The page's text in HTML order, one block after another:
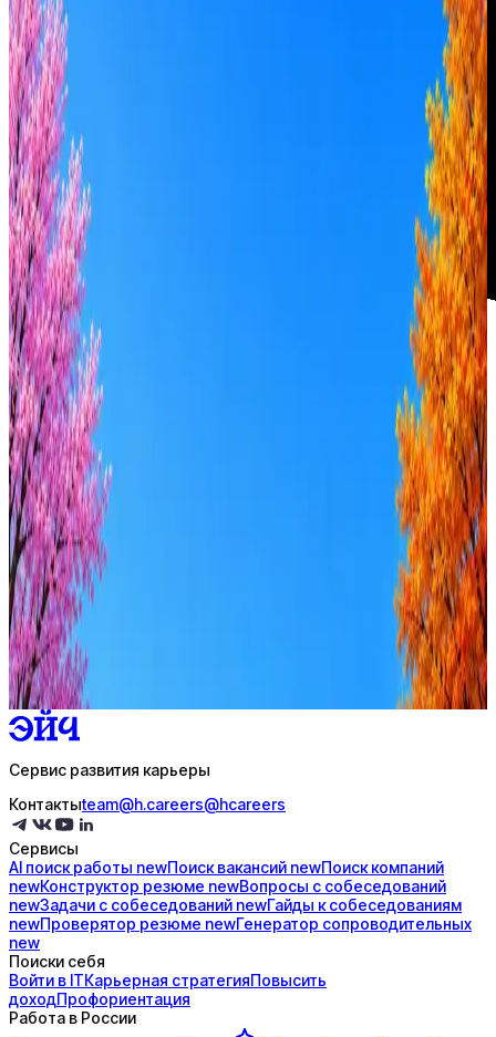
Леста Игры
31 активных вакансий
Оффер быстрее с Эйч
Стратегия поиска с AI: рынки, позиции, вилка, каналы
Ежедневный подбор из 600+ источников
AI генерация сопроводительных писем
Сервис развития карьеры
Контактыteam@h.careers@hcareers
Сервисы
AI поискработы newПоисквакансий newПоисккомпаний
newКонструктор резюме newВопросы с собеседований
newЗадачи с собеседований newГайды ксобеседованиям
newПроверятор резюме newГенератор сопроводительных
new
Поиски себя
Войти в ITКарьерная стратегияПовысить
доходПрофориентация
Работа в России